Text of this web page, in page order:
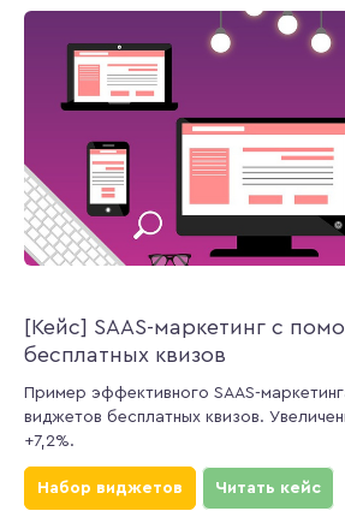
[Кейс] SAAS-маркетинг с
бесплатных квизов
Пример эффективного SAAS-
виджетов бесплатных квизов.
+7,2%.
Набор виджетов Читать кейс